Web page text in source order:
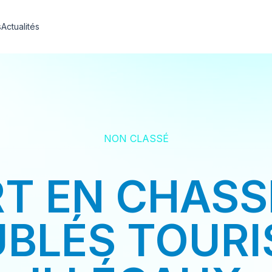
Actualités
NON CLASSÉ
EN